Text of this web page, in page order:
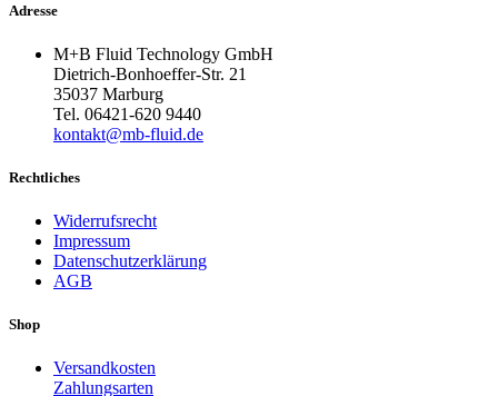
Adresse
M+B Fluid Technology GmbH
Dietrich-Bonhoeffer-Str. 21
35037 Marburg
Tel. 06421-620 9440
kontakt@mb-fluid.de
Rechtliches
Widerrufsrecht
Impressum
Datenschutzerklärung
AGB
Shop
Versandkosten
Zahlungsarten